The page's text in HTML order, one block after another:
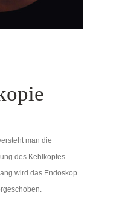
man die
des Kehlkopfes.
wird das Endoskop